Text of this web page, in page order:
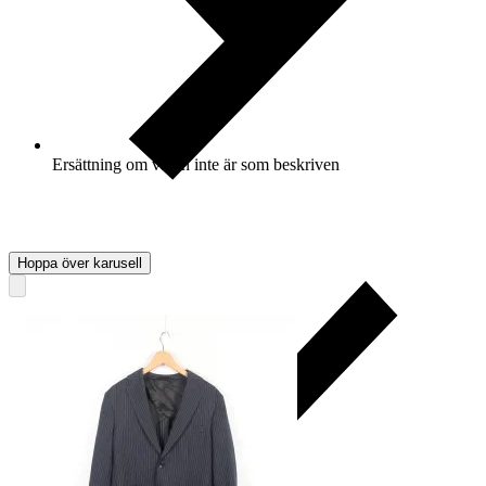
Ersättning om varan inte är som beskriven
Hoppa över karusell